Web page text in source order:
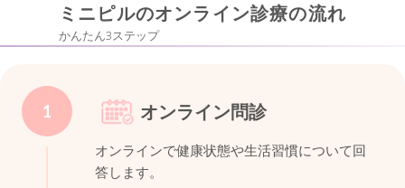
ミニピルのオンライン診療の流れ
かんたん3ステップ
1 オンライン問診
オンラインで健康状態や生活習慣について回
答します。